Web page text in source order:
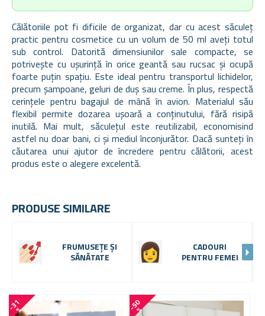
Călătoriile pot fi dificile de organizat, dar cu acest săculeț
practic pentru cosmetice cu un volum de 50 ml aveți totul
sub control. Datorită dimensiunilor sale compacte, se
potrivește cu ușurință în orice geantă sau rucsac și ocupă
foarte puțin spațiu. Este ideal pentru transportul lichidelor,
precum șampoane, geluri de duș sau creme. În plus, respectă
cerințele pentru bagajul de mână în avion. Materialul său
flexibil permite dozarea ușoară a conținutului, fără risipă
inutilă. Mai mult, săculețul este reutilizabil, economisind
astfel nu doar bani, ci și mediul înconjurător. Dacă sunteți în
căutarea unui ajutor de încredere pentru călătorii, acest
produs este o alegere excelentă.
PRODUSE SIMILARE
FRUMUSEȚE ȘI
SĂNĂTATE
CADOURI
PENTRU FEMEI
-
3
1
% -
5
0
%